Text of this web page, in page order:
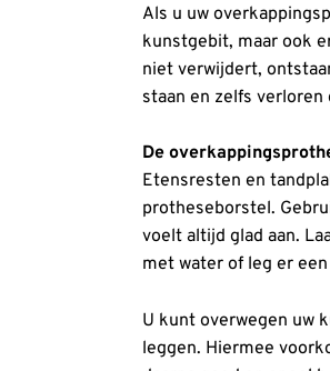
Als u uw
kunstgebit, maar ook
niet verwijdert,
staan en zelfs verloren
De
Etensresten en
protheseborstel.
voelt altijd glad aan.
met water of leg er
U kunt overwegen uw
leggen. Hiermee